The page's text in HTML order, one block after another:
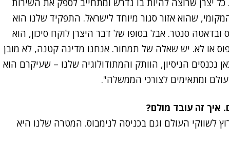
ספציפיות. כל יצרן שרוצה להיות בו נדרש ומתחייב לספק את השירות
שהוא אזור סגור מיוחד לישראל. התפקיד שלנו הוא
ובדאטה סנטר. אבל בסופו של דבר היצרן לוקח סיכון, הוא
או לא. יש שאלה של תמחור. אנחנו מדינה קטנה, לא מובן
נכנסים הניסיון, הוותק והמתודולוגיה שלנו – שעיקרם הוא
ומתאימים לצורכי הממשלה".
זה עובד מולם?
לשווקי העולם וגם בכניסה לנימבוס. המטרה שלנו היא